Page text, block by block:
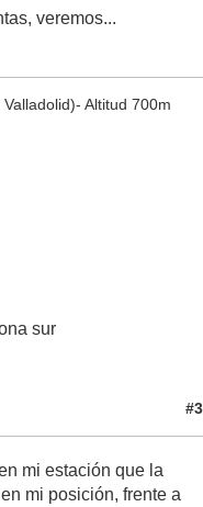
veremos...
Altitud 700m
sur
#3
mi estación que la
mi posición, frente a